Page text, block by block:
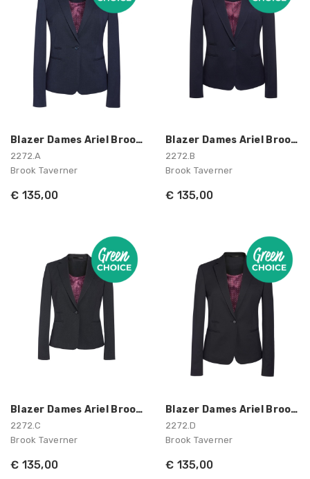
Blazer Dames Ariel Brook Taverner
2272.A
Brook Taverner
€ 135,00
Blazer Dames Ariel Brook Taverner
2272.B
Brook Taverner
€ 135,00
Blazer Dames Ariel Brook Taverner
2272.C
Brook Taverner
€ 135,00
Blazer Dames Ariel Brook Taverner
2272.D
Brook Taverner
€ 135,00